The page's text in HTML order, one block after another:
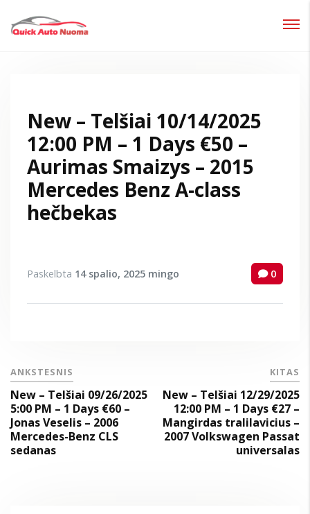
New – Telšiai 10/14/2025
12:00 PM – 1 Days €50 –
Aurimas Smaizys – 2015
Mercedes Benz A-class
hečbekas
Paskelbta 14 spalio, 2025 mingo 0
ANKSTESNIS
New – Telšiai 09/26/2025
5:00 PM – 1 Days €60 –
Jonas Veselis – 2006
Mercedes-Benz CLS
sedanas
KITAS
New – Telšiai 12/29/2025
12:00 PM – 1 Days €27 –
Mangirdas tralilavicius –
2007 Volkswagen Passat
universalas